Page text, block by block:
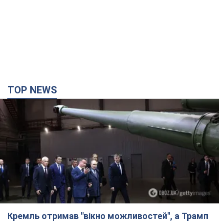
TOP NEWS
Кремль отримав "вікно можливостей", а Трамп